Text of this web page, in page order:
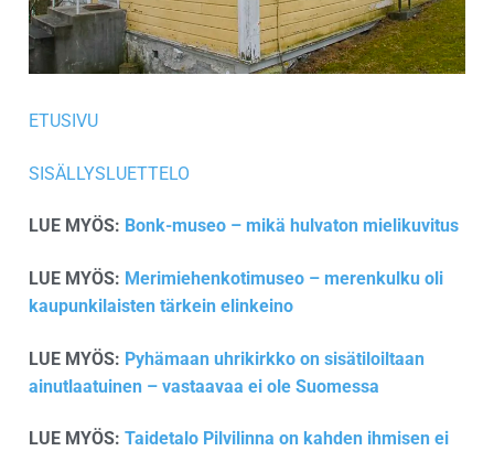
ETUSIVU
SISÄLLYSLUETTELO
LUE MYÖS: Bonk-museo – mikä hulvaton mielikuvitus
LUE MYÖS: Merimiehenkotimuseo – merenkulku oli
kaupunkilaisten tärkein elinkeino
LUE MYÖS: Pyhämaan uhrikirkko on sisätiloiltaan
ainutlaatuinen – vastaavaa ei ole Suomessa
LUE MYÖS: Taidetalo Pilvilinna on kahden ihmisen ei